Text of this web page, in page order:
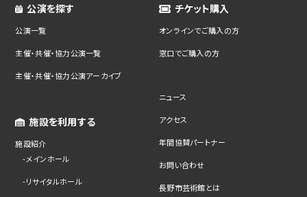
公演を探す
公演一覧
主催・共催・協力公演一覧
主催・共催・協力公演アーカイブ
施設を利用する
施設紹介
メインホール
リサイタルホール
チケット購入
オンラインでご購入の方
窓口でご購入の方
ニュース
アクセス
年間協賛パートナー
お問い合わせ
長野市芸術館とは